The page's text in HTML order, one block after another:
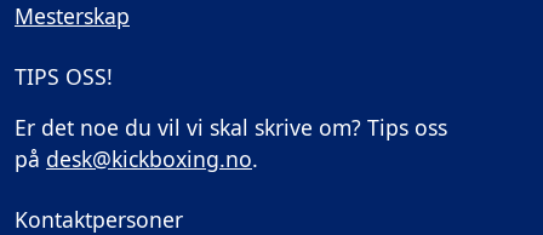
Mesterskap
TIPS OSS!
Er det noe du vil vi skal skrive om? Tips oss
på desk@kickboxing.no.
Kontaktpersoner